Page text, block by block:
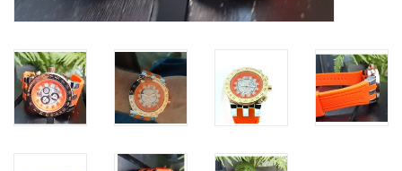
Charmin*s
Ohlala Jewels
LIFESTYLE PRODUCTEN